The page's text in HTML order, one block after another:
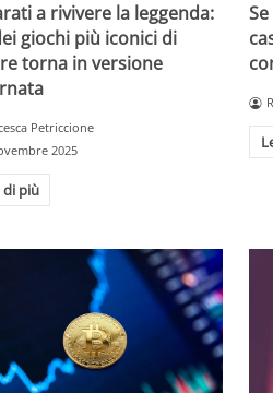
a rivivere la leggenda:
giochi più iconici di
torna in versione
Petriccione
2025
di più